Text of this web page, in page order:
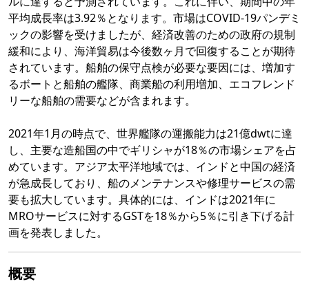
平均成長率は3.92％となります。市場はCOVID-19パンデミ
ックの影響を受けましたが、経済改善のための政府の規制
緩和により、海洋貿易は今後数ヶ月で回復することが期待
されています。船舶の保守点検が必要な要因には、増加す
るボートと船舶の艦隊、商業船の利用増加、エコフレンド
リーな船舶の需要などが含まれます。
2021年1月の時点で、世界艦隊の運搬能力は21億dwtに達
し、主要な造船国の中でギリシャが18％の市場シェアを占
めています。アジア太平洋地域では、インドと中国の経済
が急成長しており、船のメンテナンスや修理サービスの需
要も拡大しています。具体的には、インドは2021年に
MROサービスに対するGSTを18％から5％に引き下げる計
画を発表しました。
概要